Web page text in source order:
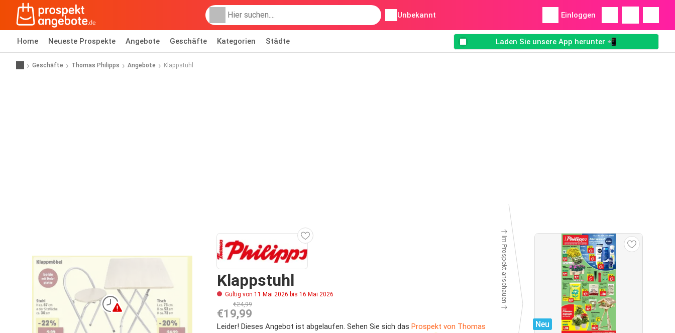
Unbekannt Einloggen
Home Neueste Prospekte Angebote Geschäfte Kategorien Städte Laden Sie unsere App herunter 📲
Geschäfte Thomas Philipps Angebote Klappstuhl
Klappstuhl
Gültig von 11 Mai 2026 bis 16 Mai 2026
€24,99
€19,99
Leider! Dieses Angebot ist abgelaufen. Sehen Sie sich das Prospekt von Thomas
Im Prospekt anschauen
Neu